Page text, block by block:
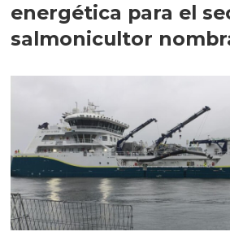
energética para el
salmonicultor